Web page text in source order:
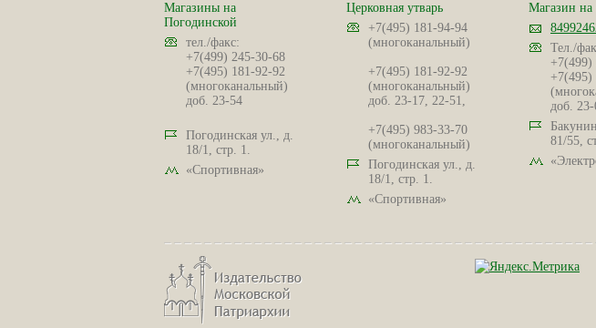
Магазины на
Погодинской
тел./факс:
+7(499) 245-30-68
+7(495) 181-92-92
(многоканальный)
доб. 23-54
Погодинская ул., д.
18/1, стр. 1.
«Спортивная»
Церковная утварь
+7(495) 181-94-94
(многоканальный)
+7(495) 181-92-92
(многоканальный)
доб. 23-17, 22-51,
+7(495) 983-33-70
(многоканальный)
Погодинская ул., д.
18/1, стр. 1.
«Спортивная»
Магазин на
Тел./
+7(499)
+7(495)
доб.
81/55,